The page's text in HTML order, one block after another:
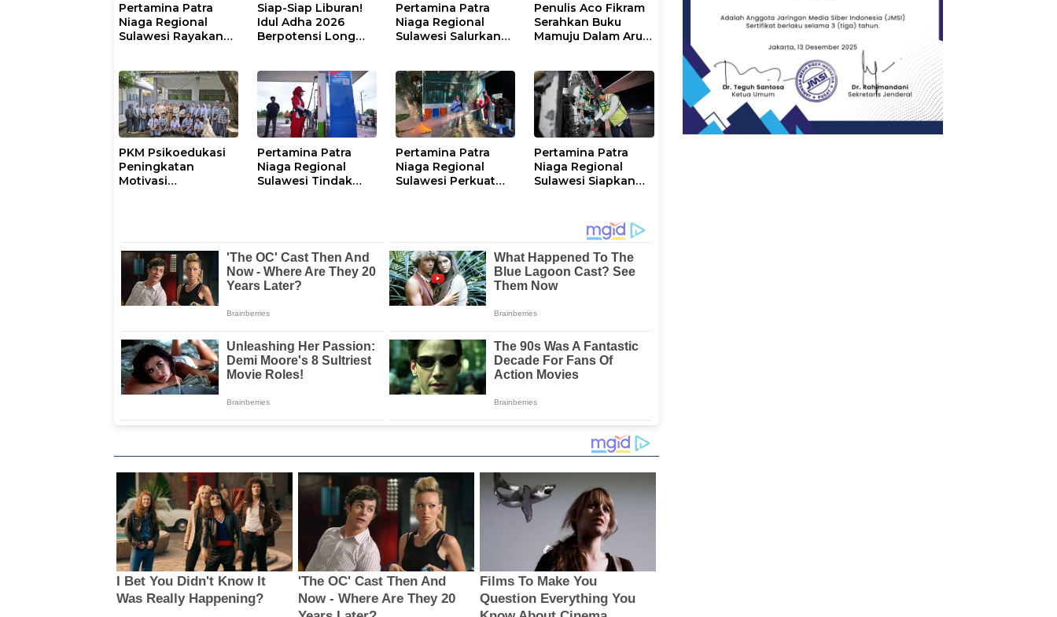
Pertamina Patra
Niaga Regional
Sulawesi Rayakan
Pesisir, Ruang
Tumbuh Generasi
Penjaga Pesisir
Siap-Siap Liburan!
Idul Adha 2026
Berpotensi Long
Pertamina Patra
Niaga Regional
Sulawesi Salurkan
Korban Banjir di
Kota Kendari
Penulis Aco Fikram
Serahkan Buku
Mamuju Dalam Arus
Sulbar
PKM Psikoedukasi
Peningkatan
Motivasi
dan Perilaku
Bullying pada Siswa
Pertamina Patra
Niaga Regional
Sulawesi Tindak
Pertamina Patra
Niaga Regional
Sulawesi Perkuat
Penggunaan APAR
untuk Masyarakat
Pertamina Patra
Niaga Regional
Sulawesi Siapkan
Haji 2026 Melalui
AFT Hasanuddin